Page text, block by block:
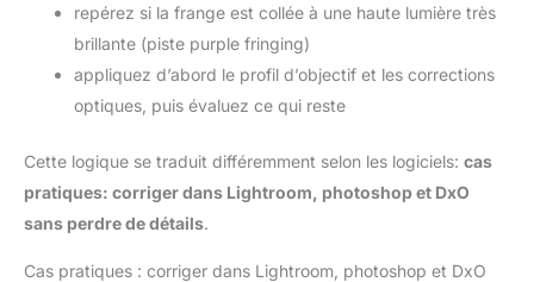
repérez si la frange est collée à une haute lumière très
brillante (piste purple fringing)
appliquez d’abord le profil d’objectif et les corrections
optiques, puis évaluez ce qui reste
Cette logique se traduit différemment selon les logiciels: cas
pratiques: corriger dans Lightroom, photoshop et DxO
sans perdre de détails.
Cas pratiques : corriger dans Lightroom, photoshop et DxO